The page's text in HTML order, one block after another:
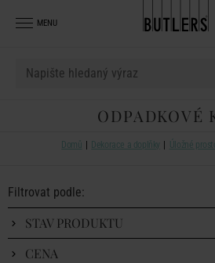
MENU
ODPADKOVÉ
Domů Dekorace a doplňky Úložné
Filtrovat podle:
STAV PRODUKTU
CENA